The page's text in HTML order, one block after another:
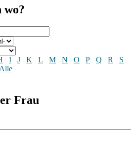
wo?
I J K L M N O P Q R
S
Alle
Frau